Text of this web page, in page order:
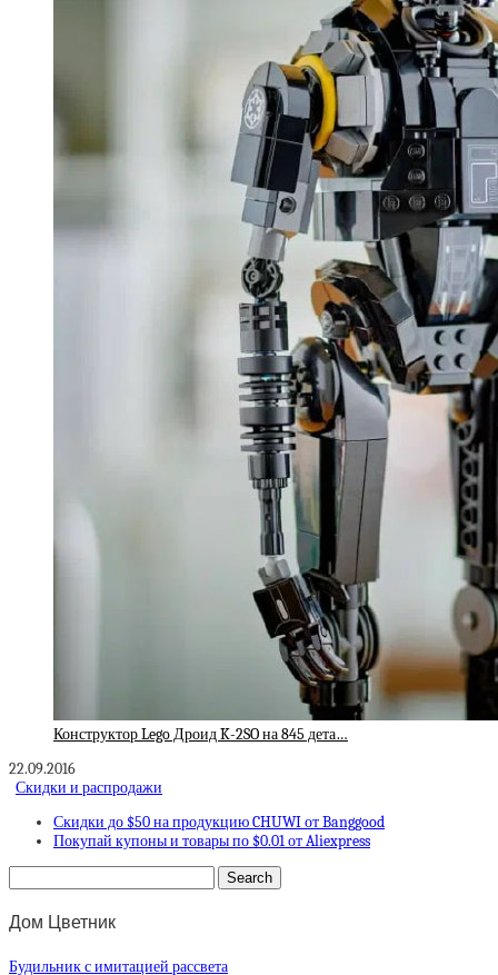
Конструктор Lego Дроид K-2SO на 845 дета…
22.09.2016
Скидки и распродажи
Скидки до $50 на продукцию CHUWI от Banggood
Покупай купоны и товары по $0.01 от Aliexpress
Дом Цветник
Будильник с имитацией рассвета